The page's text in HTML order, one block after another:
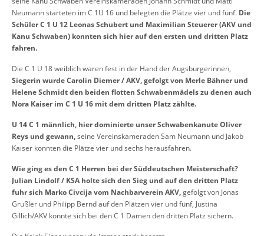
Neumann starteten im C 1U 16 und belegten die Plätze vier und fünf. Die
Schüler C 1 U 12 Leonas Schubert und Maximilian Steuerer (AKV und
Kanu Schwaben) konnten sich hier auf den ersten und dritten Platz
fahren.
Die C 1 U 18 weiblich waren fest in der Hand der Augsburgerinnen,
Siegerin wurde Carolin Diemer / AKV, gefolgt von Merle Bähner und
Helene Schmidt den beiden flotten Schwabenmädels zu denen auch
Nora Kaiser im C 1 U 16 mit dem dritten Platz zählte.
U 14 C 1 männlich, hier dominierte unser Schwabenkanute Oliver
Reys und gewann,seine Vereinskameraden Sam Neumann und Jakob
Kaiser konnten die Plätze vier und sechs herausfahren.
Wie ging es den C 1 Herren bei der Süddeutschen Meisterschaft?
Julian Lindolf / KSA holte sich den Sieg und auf den dritten Platz
fuhr sich Marko Civcija vom Nachbarverein AKV,gefolgt von Jonas
Grußler und Philipp Bernd auf den Plätzen vier und fünf, Justina
Gillich/AKV konnte sich bei den C 1 Damen den dritten Platz sichern.